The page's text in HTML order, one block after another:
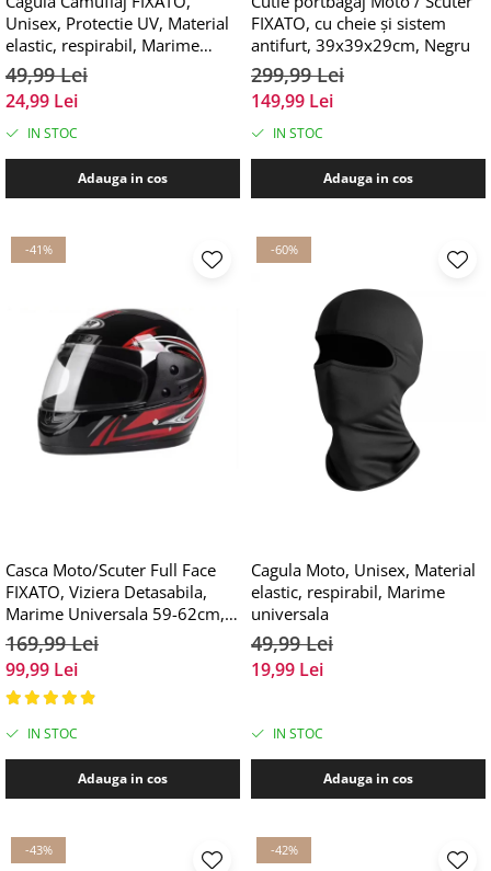
Unisex, Protectie UV, Material
elastic, respirabil, Marime
universala, Shadow Grey
49,99 Lei
24,99 Lei
IN STOC
Adauga in cos
FIXATO, cu cheie și sistem
antifurt, 39x39x29cm, Negru
299,99 Lei
149,99 Lei
IN STOC
Adauga in cos
-41%
Casca Moto/Scuter Full Face
FIXATO, Viziera Detasabila,
Marime Universala 59-62cm,
Negru
169,99 Lei
99,99 Lei
IN STOC
Adauga in cos
-60%
Cagula Moto, Unisex, Material
elastic, respirabil, Marime
universala
49,99 Lei
19,99 Lei
IN STOC
Adauga in cos
-43% -42%